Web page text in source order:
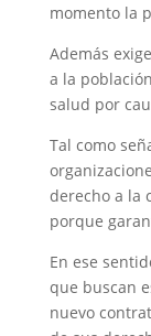
momento la
Además
a la
salud por
Tal como
derecho a la
porque
En ese
que buscan
nuevo